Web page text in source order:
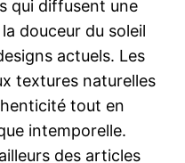
qui diffusent une
douceur du soleil
actuels. Les
textures naturelles
tout en
intemporelle.
des articles